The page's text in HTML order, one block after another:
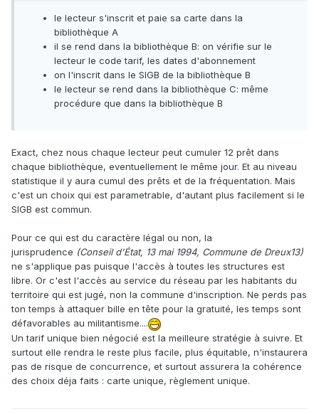
le lecteur s'inscrit et paie sa carte dans la
bibliothèque A
il se rend dans la bibliothèque B: on vérifie sur le
lecteur le code tarif, les dates d'abonnement
on l'inscrit dans le SIGB de la bibliothèque B
le lecteur se rend dans la bibliothèque C: même
procédure que dans la bibliothèque B
Exact, chez nous chaque lecteur peut cumuler 12 prêt dans
chaque bibliothèque, eventuellement le même jour. Et au niveau
statistique il y aura cumul des prêts et de la fréquentation. Mais
c'est un choix qui est parametrable, d'autant plus facilement si le
SIGB est commun.
Pour ce qui est du caractère légal ou non, la
jurisprudence (Conseil d'État, 13 mai 1994, Commune de Dreux13)
ne s'applique pas puisque l'accès à toutes les structures est
libre. Or c'est l'accès au service du réseau par les habitants du
territoire qui est jugé, non la commune d'inscription. Ne perds pas
ton temps à attaquer bille en tête pour la gratuité, les temps sont
défavorables au militantisme....
Un tarif unique bien négocié est la meilleure stratégie à suivre. Et
surtout elle rendra le reste plus facile, plus équitable, n'instaurera
pas de risque de concurrence, et surtout assurera la cohérence
des choix déja faits : carte unique, règlement unique.